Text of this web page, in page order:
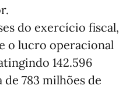
do exercício fiscal,
o lucro operacional
142.596
783 milhões de